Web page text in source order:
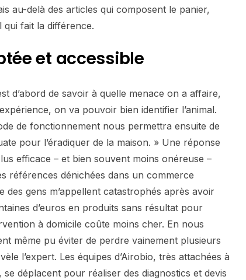
au-delà des articles qui composent le panier,
qui fait la différence.
et accessible
d’abord de savoir à quelle menace on a affaire,
on va pouvoir bien identifier l’animal.
de fonctionnement nous permettra ensuite de
pour l’éradiquer de la maison. » Une réponse
efficace – et bien souvent moins onéreuse –
références dénichées dans un commerce
des gens m’appellent catastrophés après avoir
d’euros en produits sans résultat pour
à domicile coûte moins cher. En nous
même pu éviter de perdre vainement plusieurs
l’expert. Les équipes d’Airobio, très attachées à
déplacent pour réaliser des diagnostics et devis